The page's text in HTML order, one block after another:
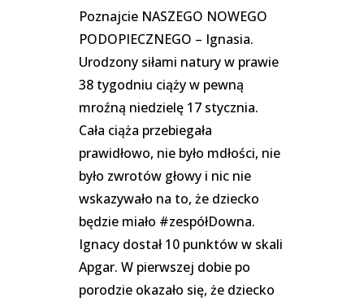
Poznajcie NASZEGO NOWEGO
PODOPIECZNEGO – Ignasia.
Urodzony siłami natury w prawie
38 tygodniu ciąży w pewną
mroźną niedzielę 17 stycznia.
Cała ciąża przebiegała
prawidłowo, nie było mdłości, nie
było zwrotów głowy i nic nie
wskazywało na to, że dziecko
będzie miało #zespółDowna.
Ignacy dostał 1️0 punktów w skali
Apgar. W pierwszej dobie po
porodzie okazało się, że dziecko